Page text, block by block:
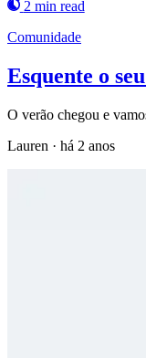
2 min read
Comunidade
Esquente o
O verão chegou e
Lauren · há 2 anos